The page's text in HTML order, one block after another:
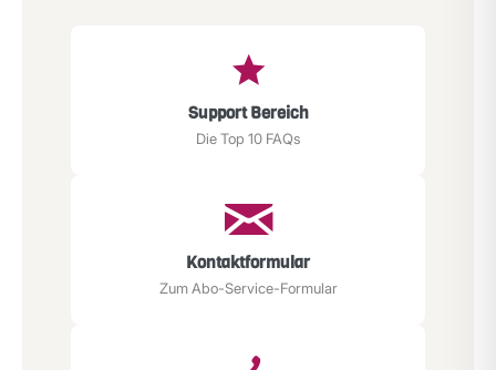
Support Bereich
Die Top 10 FAQs
Kontaktformular
Zum Abo-Service-Formular